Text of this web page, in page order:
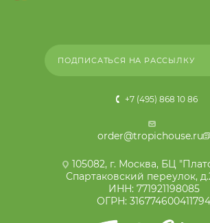
ПОДПИСАТЬСЯ НА РАССЫЛКУ
+7 (495) 868 10 86
order@tropichouse.ru
105082, г. Москва, БЦ
Спартаковский переулок,
ИНН: 771921198085
ОГРН: 316774600411794